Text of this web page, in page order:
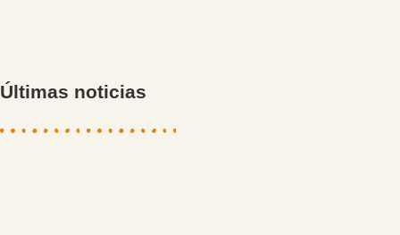
Últimas noticias